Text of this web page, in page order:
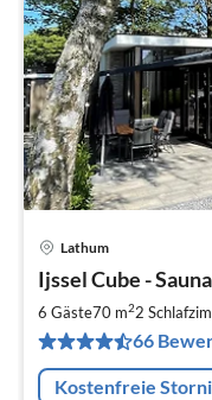
Lathum
Ijssel Cube -
6 Gäste70 m22
66
Kostenfreie